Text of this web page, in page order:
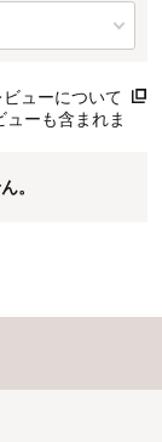
ビューについて
ーも含まれま
。